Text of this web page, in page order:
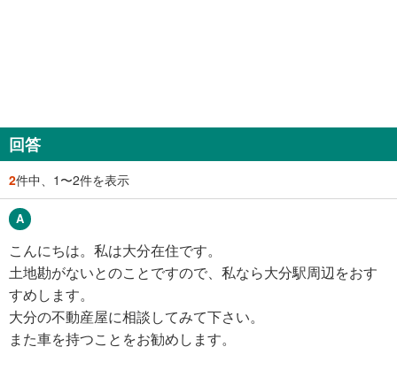
回答
2件中、1〜2件を表示
こんにちは。私は大分在住です。
土地勘がないとのことですので、私なら大分駅周辺をおす
すめします。
大分の不動産屋に相談してみて下さい。
また車を持つことをお勧めします。